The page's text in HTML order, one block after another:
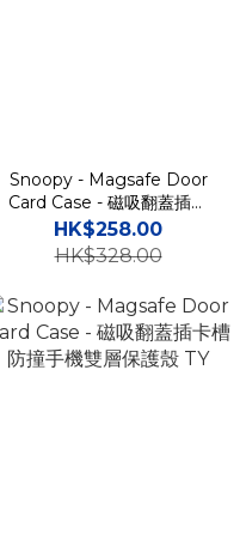
Snoopy - Magsafe Door
Card Case - 磁吸翻蓋插卡
槽防撞手機雙層保護殼 TY
HK$258.00
HK$328.00